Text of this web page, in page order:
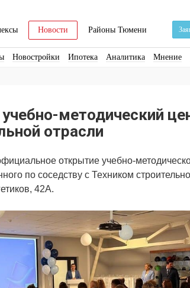
Новости Районы Тюмени
Новостройки Ипотека Аналитика Мнение
методический
отрасли
открытие учебно-
по соседству с Техником
42А.